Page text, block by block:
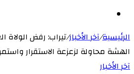
الرئيسية/آخر الأخبار/تيراب: رفض الولاة
الهشة محاولة لزعزعة الاستقرار
آخر الأخبار